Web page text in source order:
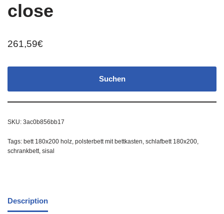
close
261,59€
Suchen
SKU: 3ac0b856bb17
Tags: bett 180x200 holz, polsterbett mit bettkasten, schlafbett 180x200,
schrankbett, sisal
Description